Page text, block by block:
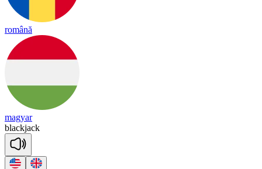
română
magyar
blackjack